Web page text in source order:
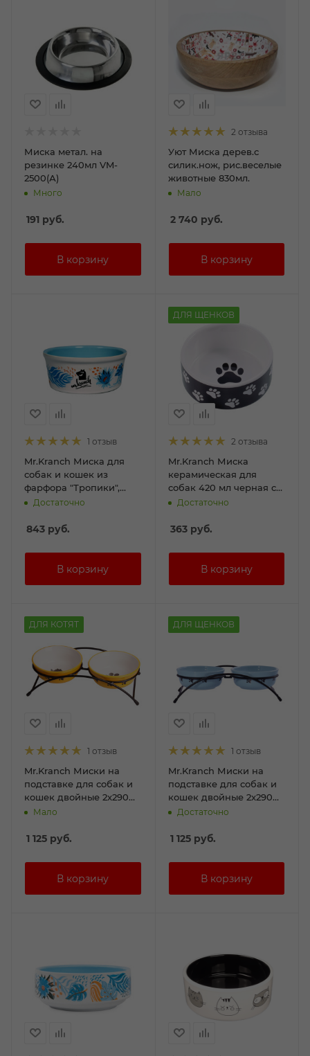
Миска метал. на
резинке 240мл VM-
2500(А)
Много
191 руб.
2 отзыва
Уют Миска дерев.с
силик.нож, рис.веселые
животные 830мл.
Мало
2 740 руб.
1 отзыв
Mr.Kranch Миска для
собак и кошек из
фарфора "Тропики",
450мл, голубая
Достаточно
843 руб.
ДЛЯ ЩЕНКОВ
2 отзыва
Mr.Kranch Миска
керамическая для
собак 420 мл черная с
лапками
Достаточно
363руб.
ДЛЯ КОТЯТ
1 отзыв
Mr.Kranch Миски на
подставке для собак и
кошек двойные 2x290
мл оранжевые
Мало
1 125 руб.
ДЛЯ ЩЕНКОВ
1 отзыв
Mr.Kranch Миски на
подставке для собак и
кошек двойные 2x290
мл синие
Достаточно
1 125руб.